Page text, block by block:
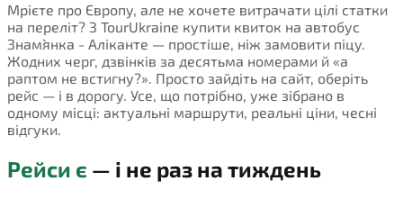
Мрієте про Європу, але не хочете витрачати цілі статки
на переліт? З TourUkraine купити квиток на автобус
Знам`янка - Аліканте — простіше, ніж замовити піцу.
Жодних черг, дзвінків за десятьма номерами й «а
раптом не встигну?». Просто зайдіть на сайт, оберіть
рейс — і в дорогу. Усе, що потрібно, уже зібрано в
одному місці: актуальні маршрути, реальні ціни, чесні
відгуки.
Рейси є — і не раз на тиждень